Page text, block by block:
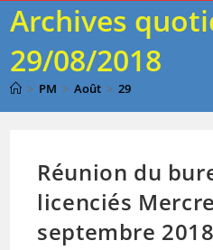
Archives
29/08/2018
> PM > Août > 29
Réunion du
licenciés
septembre